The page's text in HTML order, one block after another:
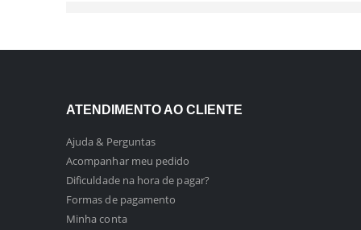
ATENDIMENTO AO CLIENTE
Ajuda & Perguntas
Acompanhar meu pedido
Dificuldade na hora de pagar?
Formas de pagamento
Minha conta